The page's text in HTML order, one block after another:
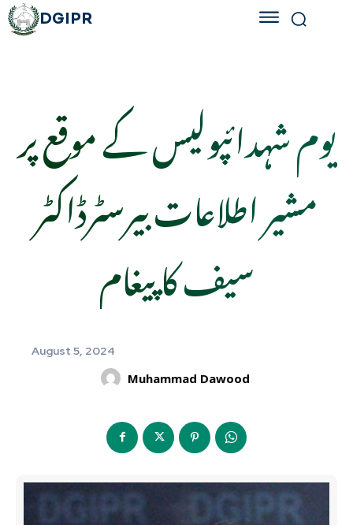
DGIPR
یوم شہدائپولیس کے موقع پر
مشیر اطلاعات بیرسٹرڈاکٹر
سیف کا پیغام
August 5, 2024
Muhammad Dawood